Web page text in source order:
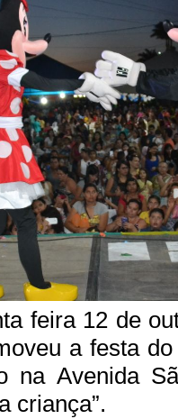
feira 12 de
a festa
na Avenida
criança”.